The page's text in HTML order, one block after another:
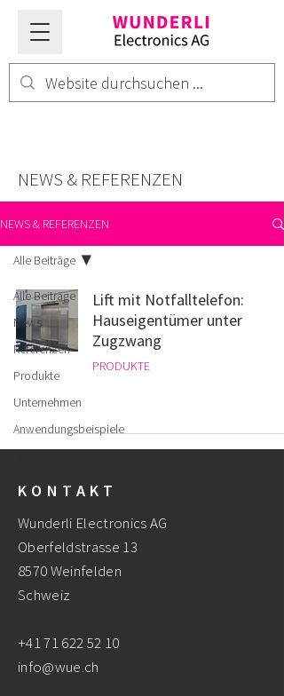
NEWS & REFERENZEN
NEWS & REFERENZEN
Alle Beiträge
News
Referenzen
Produkte
Unternehmen
Anwendungsbeispiele
Küchenbau
Alle Beiträge
Lift mit Notfalltelefon:
Hauseigentümer unter
Zugzwang
PRODUKTE
KONTAKT
Wunderli Electronics AG
Oberfeldstrasse 13
8570 Weinfelden
Schweiz
+41 71 622 52 10
info@wue.ch